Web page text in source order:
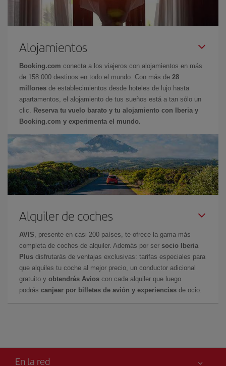
Alojamientos
Booking.com conecta a los viajeros con alojamientos en más
de 158.000 destinos en todo el mundo. Con más de 28
millones de establecimientos desde hoteles de lujo hasta
apartamentos, el alojamiento de tus sueños está a tan sólo un
clic.
Reserva tu vuelo barato y tu alojamiento con Iberia y
Booking.com y experimenta el mundo.
Alquiler de coches
AVIS , presente en casi 200 países, te ofrece la gama más
completa de coches de alquiler. Además por ser socio Iberia
Plus disfrutarás de ventajas exclusivas: tarifas especiales para
que alquiles tu coche al mejor precio, un conductor adicional
gratuito y obtendrás Avios con cada alquiler que luego
podrás canjear por billetes de avión y experiencias de ocio.
En la red